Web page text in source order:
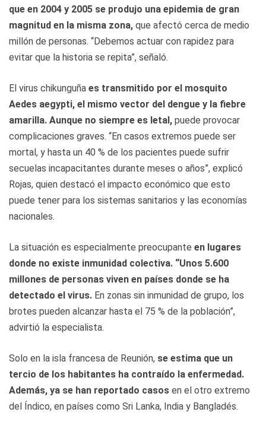
que en 2004 y 2005 se produjo una epidemia de gran
magnitud en la misma zona, que afectó cerca de medio
millón de personas. “Debemos actuar con rapidez para
evitar que la historia se repita”, señaló.
El virus chikunguña es transmitido por el mosquito
Aedes aegypti, el mismo vector del dengue y la fiebre
amarilla. Aunque no siempre es letal, puede provocar
complicaciones graves. “En casos extremos puede ser
mortal, y hasta un 40 % de los pacientes puede sufrir
secuelas incapacitantes durante meses o años”, explicó
Rojas, quien destacó el impacto económico que esto
puede tener para los sistemas sanitarios y las economías
nacionales.
La situación es especialmente preocupante en lugares
donde no existe inmunidad colectiva. “Unos 5.600
millones de personas viven en países donde se ha
detectado el virus. En zonas sin inmunidad de grupo, los
brotes pueden alcanzar hasta el 75 % de la población”,
advirtió la especialista.
Solo en la isla francesa de Reunión, se estima que un
tercio de los habitantes ha contraído la enfermedad.
Además, ya se han reportado casos en el otro extremo
del Índico, en países como Sri Lanka, India y Bangladés.